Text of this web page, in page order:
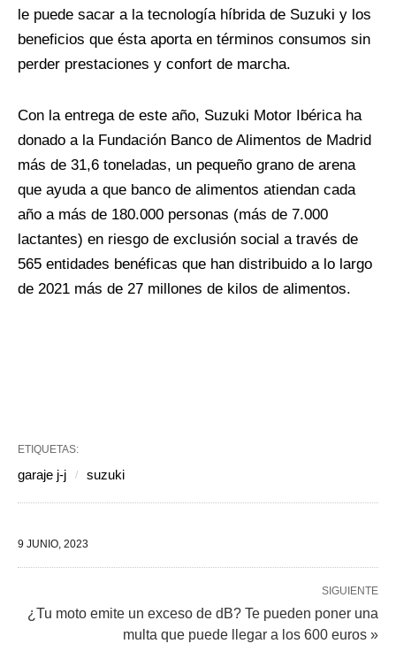
le puede sacar a la tecnología híbrida de Suzuki y los
beneficios que ésta aporta en términos consumos sin
perder prestaciones y confort de marcha.
Con la entrega de este año, Suzuki Motor Ibérica ha
donado a la Fundación Banco de Alimentos de Madrid
más de 31,6 toneladas, un pequeño grano de arena
que ayuda a que banco de alimentos atiendan cada
año a más de 180.000 personas (más de 7.000
lactantes) en riesgo de exclusión social a través de
565 entidades benéficas que han distribuido a lo largo
de 2021 más de 27 millones de kilos de alimentos.
ETIQUETAS:
garaje j-j suzuki
9 JUNIO, 2023
SIGUIENTE
¿Tu moto emite un exceso de dB? Te pueden poner una
multa que puede llegar a los 600 euros »